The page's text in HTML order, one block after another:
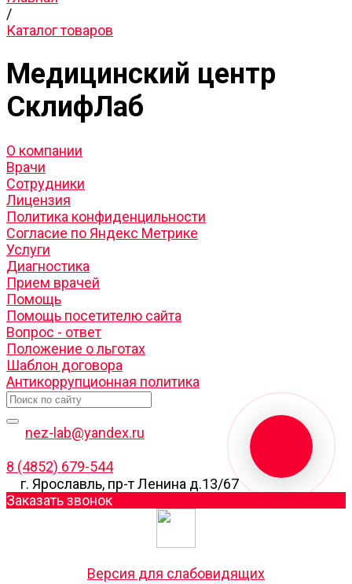
/
Каталог товаров
Медицинский центр
СклифЛаб
О компании
Врачи
Сотрудники
Лицензия
Политика конфиденцильности
Согласие по Яндекс Метрике
Услуги
Диагностика
Прием врачей
Помощь
Помощь посетителю сайта
Вопрос - ответ
Положение о льготах
Шаблон договора
Антикоррупционная политика
nez-lab@yandex.ru
8 (4852) 679-544
г. Ярославль, пр-т Ленина д.13/67
Заказать звонок
Версия для слабовидящих